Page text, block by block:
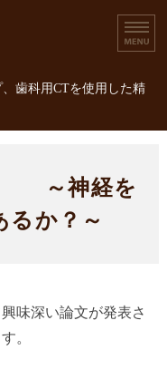
倉本歯科医院｜歯内療
歯科用CTを使用した精
～神経を
るか？～
味深い論文が発表さ
。